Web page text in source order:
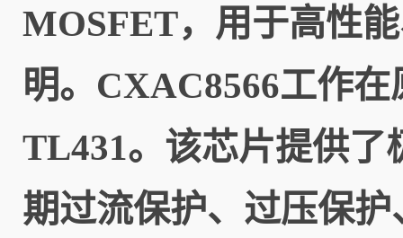
MOSFET，用于高性
明。CXAC8566工作
TL431。该芯片提供了
期过流保护、过压保